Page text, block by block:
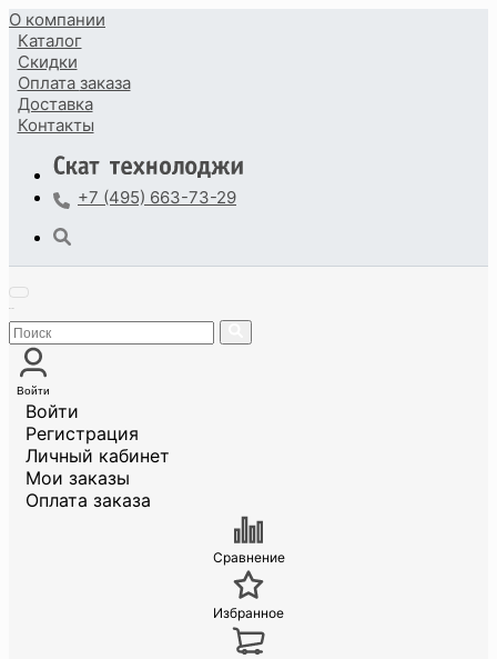
О компании
Каталог
Скидки
Оплата заказа
Доставка
Контакты
+7 (495) 663-73-29
Войти
Войти
Регистрация
Личный кабинет
Мои заказы
Оплата заказа
Сравнение
Избранное